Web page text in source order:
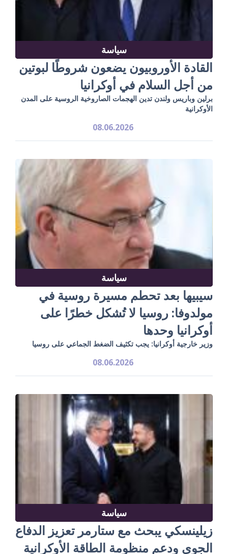
سياسة
القادة الأوروبيون يضعون شروطًا لبوتين
من أجل السلام في أوكرانيا
برلين وباريس ولندن تدين الهجمات الصاروخية الروسية على المدن
الأوكرانية
08.06.2026
سياسة
سيبيها بعد تحطم مسيرة روسية في
مولدوفا: روسيا لا تُشكل خطرًا على
أوكرانيا وحدها
وزير خارجية أوكرانيا: يجب تكثيف الضغط الجماعي على روسيا
08.06.2026
سياسة
زيلينسكي يبحث مع ستارمر تعزيز الدفاع
الجوي ودعم منظومة الطاقة الأوكرانية